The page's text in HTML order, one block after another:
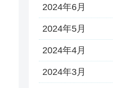
2024年6月
2024年5月
2024年4月
2024年3月